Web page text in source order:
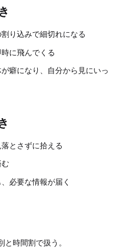
り込みで細切れになる
に飛んでくる
癖になり、自分から見にいっ
とさずに拾える
必要な情報が届く
時間割で扱う。